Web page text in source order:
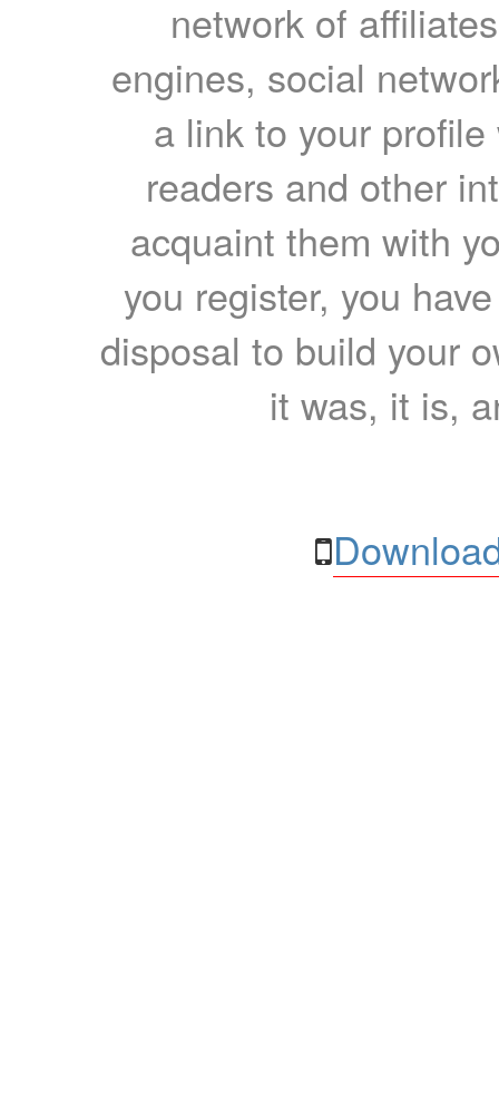
network of
engines, social
a link to your
readers and other
acquaint them with
you register, you
disposal to build your
it was, it is,